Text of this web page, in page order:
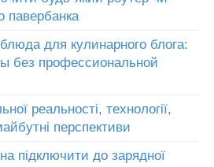
павербанка
для кулинарного блога:
без профессиональной
реальності, технології,
перспективи
підключити до зарядної